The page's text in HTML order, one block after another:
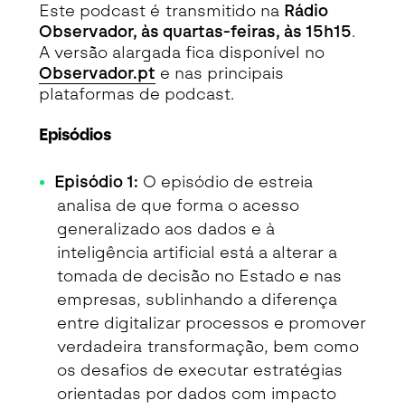
Este podcast é transmitido na Rádio
Observador, às quartas-feiras, às 15h15.
A versão alargada fica disponível no
Observador.pt e nas principais
plataformas de podcast.
Episódios
Episódio 1: O episódio de estreia
analisa de que forma o acesso
generalizado aos dados e à
inteligência artificial está a alterar a
tomada de decisão no Estado e nas
empresas, sublinhando a diferença
entre digitalizar processos e promover
verdadeira transformação, bem como
os desafios de executar estratégias
orientadas por dados com impacto